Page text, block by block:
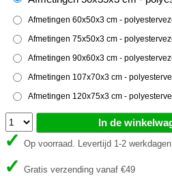
Afmetingen 60x50x3 cm -
Afmetingen 75x50x3 cm -
Afmetingen 90x60x3 cm -
Afmetingen 107x70x3 cm -
Afmetingen 120x75x3 cm -
In de
Op voorraad. Levertijd 1-2 werkdagen
Gratis verzending vanaf €49